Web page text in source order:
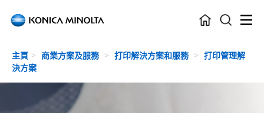
Skip to main content
主頁 商業方案及服務 打印解決方案和服務
打印管理解
決方案